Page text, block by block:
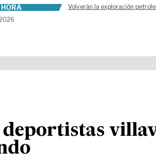
Volverán la exploración
deportistas